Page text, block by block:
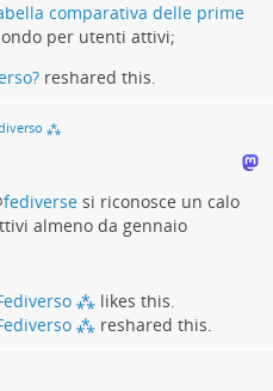
comparativa delle prime
per utenti attivi;
reshared this.
⁂
fediverse si riconosce un calo
almeno da gennaio
⁂ likes this.
⁂ reshared this.